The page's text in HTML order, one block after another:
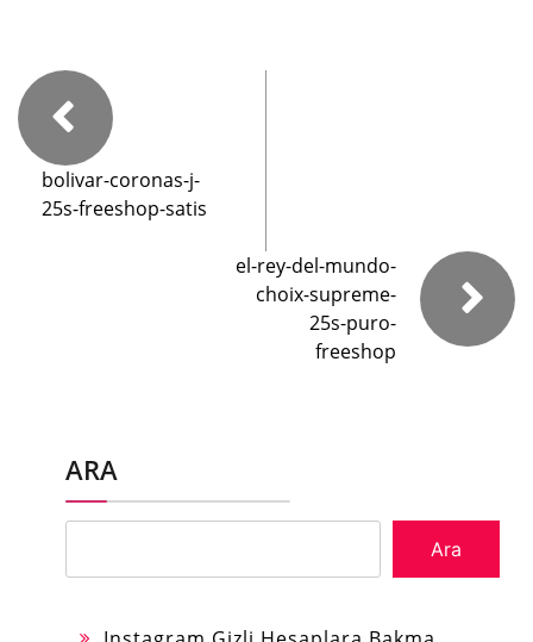
bolivar-coronas-j-
25s-freeshop-satis
el-rey-del-mundo-
choix-supreme-
25s-puro-
freeshop
ARA
Ara